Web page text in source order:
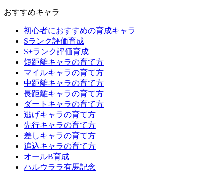
おすすめキャラ
初心者におすすめの育成キャラ
Sランク評価育成
S+ランク評価育成
短距離キャラの育て方
マイルキャラの育て方
中距離キャラの育て方
長距離キャラの育て方
ダートキャラの育て方
逃げキャラの育て方
先行キャラの育て方
差しキャラの育て方
追込キャラの育て方
オールB育成
ハルウララ有馬記念